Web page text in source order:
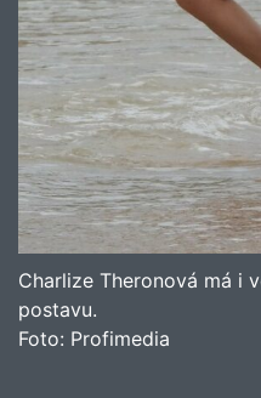
Charlize Theronová má i
postavu.
Foto: Profimedia